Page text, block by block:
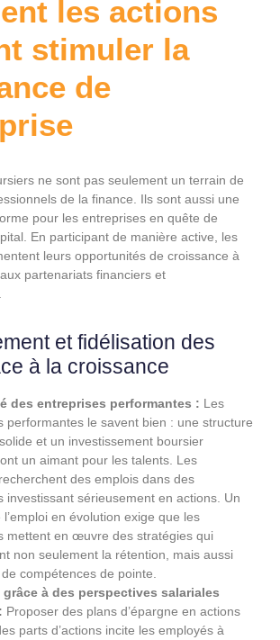
les actions
stimuler la
de
ne sont pas seulement un terrain de
de la finance. Ils sont aussi une
pour les entreprises en quête de
En participant de manière active, les
leurs opportunités de croissance à
partenariats financiers et
et fidélisation des
à la croissance
des entreprises performantes : Les
performantes le savent bien : une structure
et un investissement boursier
un aimant pour les talents. Les
des emplois dans des
investissant sérieusement en actions. Un
l’emploi en évolution exige que les
mettent en œuvre des stratégies qui
non seulement la rétention, mais aussi
de compétences de pointe.
à des perspectives salariales
Proposer des plans d’épargne en actions
parts d’actions incite les employés à